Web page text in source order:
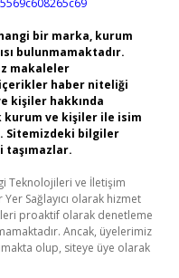
bir marka, kurum
bulunmamaktadır.
makaleler
haber niteliği
kişiler hakkında
kurum ve kişiler ile isim
Sitemizdeki bilgiler
Teknolojileri ve İletişim
Sağlayıcı olarak hizmet
proaktif olarak denetleme
Ancak, üyelerimiz
olup, siteye üye olarak